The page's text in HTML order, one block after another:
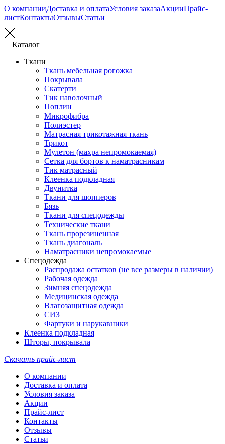
О компанииДоставка и оплатаУсловия заказаАкцииПрайс-
листКонтактыОтзывыСтатьи
Каталог
Ткани
Ткань мебельная рогожка
Покрывала
Скатерти
Тик наволочный
Поплин
Микрофибра
Полиэстер
Матрасная трикотажная ткань
Трикот
Мулетон (махра непромокаемая)
Сетка для бортов к наматрасникам
Тик матрасный
Клеенка подкладная
Двунитка
Ткани для шопперов
Бязь
Ткани для спецодежды
Технические ткани
Ткань прорезиненная
Ткань диагональ
Наматрасники непромокаемые
Спецодежда
Распродажа остатков (не все размеры в наличии)
Рабочая одежда
Зимняя спецодежда
Медицинская одежда
Влагозащитная одежда
СИЗ
Фартуки и нарукавники
Клеенка подкладная
Шторы, покрывала
Скачать прайс-лист
О компании
Доставка и оплата
Условия заказа
Акции
Прайс-лист
Контакты
Отзывы
Статьи